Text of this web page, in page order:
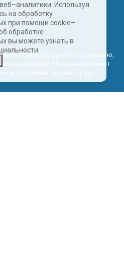
Используя
на обработку
при помощи cookie–
обработке
вы можете узнать в
интересующую Вас продукцию,
менеджерам. На данный момент
ассортимент номенклатуры.